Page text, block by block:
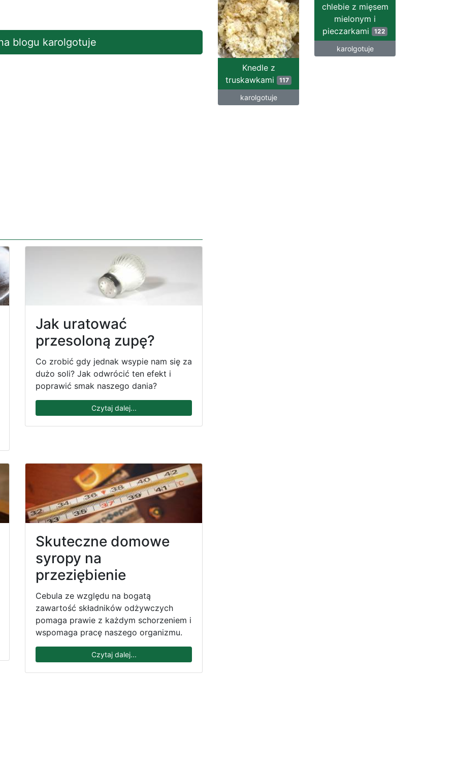
blogu karolgotuje
Jak uratować
przesoloną zupę?
Co zrobić gdy jednak wsypie nam się za
dużo soli? Jak odwrócić ten efekt i
poprawić smak naszego dania?
Czytaj dalej...
Skuteczne domowe
syropy na
przeziębienie
Cebula ze względu na bogatą
zawartość składników odżywczych
pomaga prawie z każdym schorzeniem i
wspomaga pracę naszego organizmu.
Czytaj dalej...
chlebie z mięsem
mielonym i
pieczarkami
122
karolgotuje
Knedle z
truskawkami 117
karolgotuje